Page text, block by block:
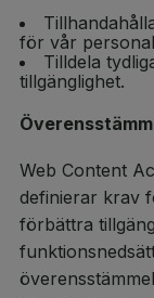
för vår
Tilldela
tillgänglighet.
Web Content
definierar krav
förbättra